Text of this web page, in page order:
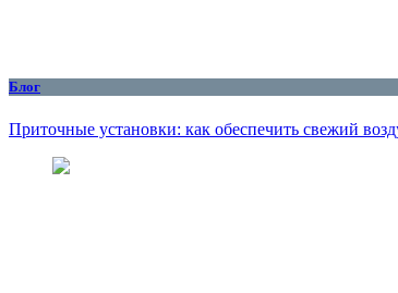
Блог
Приточные установки: как обеспечить свежий